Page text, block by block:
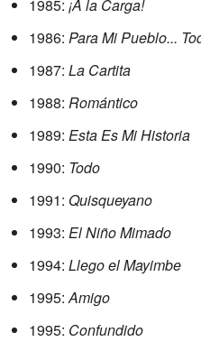
1985: ¡A la Carga!
1986: Para Mi Pueblo...
1987: La Cartita
1988: Romántico
1989: Esta Es Mi Historia
1990: Todo
1991: Quisqueyano
1993: El Niño Mimado
1994: Llego el Mayimbe
1995:Amigo
1995: Confundido